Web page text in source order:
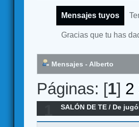
Mensajes tuyos
Gracias que tu has
Mensajes - Alberto
Páginas: [1] 2
SALÓN DE TE / De